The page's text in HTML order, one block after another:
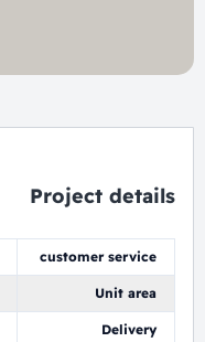
Project details
customer service
Unit area
Delivery